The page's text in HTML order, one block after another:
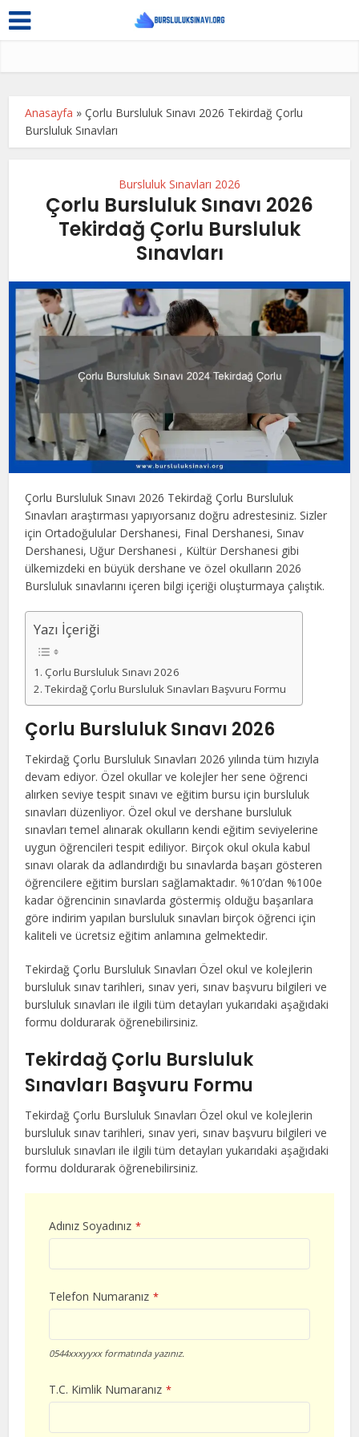
Anasayfa »Çorlu Bursluluk Sınavı 2026 Tekirdağ Çorlu
Bursluluk Sınavları
Bursluluk Sınavları 2026
Çorlu Bursluluk Sınavı 2026
Tekirdağ Çorlu Bursluluk
Sınavları
Çorlu Bursluluk Sınavı 2026 Tekirdağ Çorlu Bursluluk
Sınavları araştırması yapıyorsanız doğru adrestesiniz. Sizler
için Ortadoğulular Dershanesi, Final Dershanesi, Sınav
Dershanesi, Uğur Dershanesi , Kültür Dershanesi gibi
ülkemizdeki en büyük dershane ve özel okulların 2026
Bursluluk sınavlarını içeren bilgi içeriği oluşturmaya çalıştık.
Yazı İçeriği
Çorlu Bursluluk Sınavı 2026
Tekirdağ Çorlu Bursluluk Sınavları Başvuru Formu
Çorlu Bursluluk Sınavı 2026
Tekirdağ Çorlu Bursluluk Sınavları 2026 yılında tüm hızıyla
devam ediyor. Özel okullar ve kolejler her sene öğrenci
alırken seviye tespit sınavı ve eğitim bursu için bursluluk
sınavları düzenliyor. Özel okul ve dershane bursluluk
sınavları temel alınarak okulların kendi eğitim seviyelerine
uygun öğrencileri tespit ediliyor. Birçok okul okula kabul
sınavı olarak da adlandırdığı bu sınavlarda başarı gösteren
öğrencilere eğitim bursları sağlamaktadır. %10’dan %100e
kadar öğrencinin sınavlarda göstermiş olduğu başarılara
göre indirim yapılan bursluluk sınavları birçok öğrenci için
kaliteli ve ücretsiz eğitim anlamına gelmektedir.
Tekirdağ Çorlu Bursluluk Sınavları Özel okul ve kolejlerin
bursluluk sınav tarihleri, sınav yeri, sınav başvuru bilgileri ve
bursluluk sınavları ile ilgili tüm detayları yukarıdaki aşağıdaki
formu doldurarak öğrenebilirsiniz.
Tekirdağ Çorlu Bursluluk
Sınavları Başvuru Formu
Tekirdağ Çorlu Bursluluk Sınavları Özel okul ve kolejlerin
bursluluk sınav tarihleri, sınav yeri, sınav başvuru bilgileri ve
bursluluk sınavları ile ilgili tüm detayları yukarıdaki aşağıdaki
formu doldurarak öğrenebilirsiniz.
Adınız Soyadınız *
Telefon Numaranız *
0544xxxyyxx formatında yazınız.
T.C. Kimlik Numaranız *